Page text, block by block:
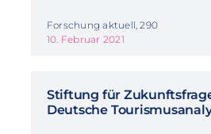
Forschung aktuell, 290
10. Februar 2021
Stiftung für
Deutsche